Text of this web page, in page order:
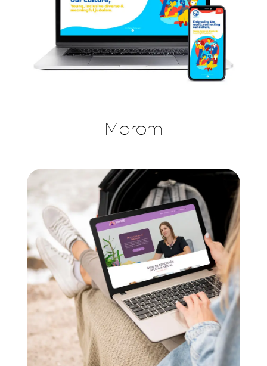
Marom